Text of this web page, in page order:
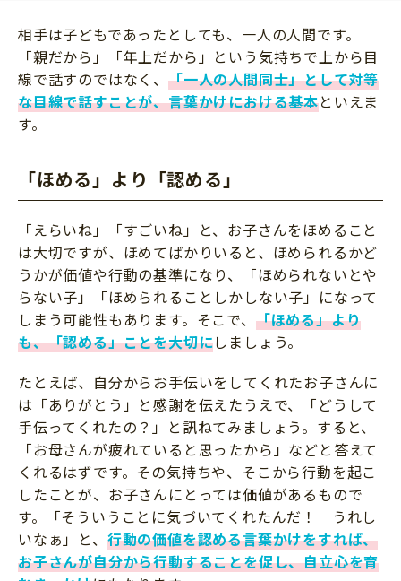
相手は子どもであったとしても、一人の人間です。
「親だから」「年上だから」という気持ちで上から目
線で話すのではなく、 「一人の人間同士」として対等
な目線で話すことが、言葉かけにおける基本といえま
す。
「ほめる」より「認める」
「えらいね」「すごいね」と、お子さんをほめること
は大切ですが、ほめてばかりいると、ほめられるかど
うかが価値や行動の基準になり、「ほめられないとや
らない子」「ほめられることしかしない子」になって
しまう可能性もあります。そこで、 「ほめる」より
も、「認める」ことを大切にしましょう。
たとえば、自分からお手伝いをしてくれたお子さんに
は「ありがとう」と感謝を伝えたうえで、「どうして
手伝ってくれたの？」と訊ねてみましょう。すると、
「お母さんが疲れていると思ったから」などと答えて
くれるはずです。その気持ちや、そこから行動を起こ
したことが、お子さんにとっては価値があるもので
す。「そういうことに気づいてくれたんだ！ うれし
いなぁ」と、 行動の価値を認める言葉かけをすれば、
お子さんが自分から行動することを促し、自立心を育